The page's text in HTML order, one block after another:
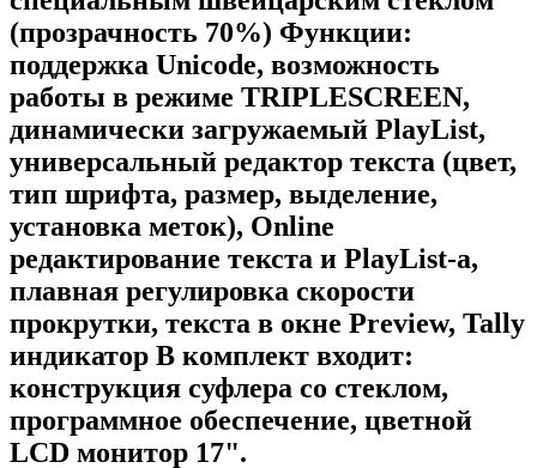
(прозрачность 70%) Функции:
поддержка Unicode, возможность
работы в режиме TRIPLESCREEN,
динамически загружаемый PlayList,
универсальный редактор текста (цвет,
тип шрифта, размер, выделение,
установка меток), Online
редактирование текста и PlayList-a,
плавная регулировка скорости
прокрутки, текста в окне Preview, Tally
индикатор В комплект входит:
конструкция cуфлера со стеклом,
программное обеспечение, цветной
LCD монитор 17".